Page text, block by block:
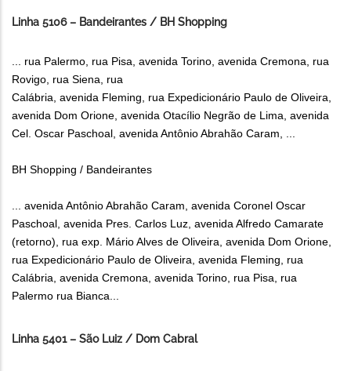
Linha 5106 – Bandeirantes / BH Shopping
... rua Palermo, rua Pisa, avenida Torino, avenida Cremona, rua
Rovigo, rua Siena, rua
Calábria, avenida Fleming, rua Expedicionário Paulo de Oliveira,
avenida Dom Orione, avenida Otacílio Negrão de Lima, avenida
Cel. Oscar Paschoal, avenida Antônio Abrahão Caram, ...
BH Shopping / Bandeirantes
... avenida Antônio Abrahão Caram, avenida Coronel Oscar
Paschoal, avenida Pres. Carlos Luz, avenida Alfredo Camarate
(retorno), rua exp. Mário Alves de Oliveira, avenida Dom Orione,
rua Expedicionário Paulo de Oliveira, avenida Fleming, rua
Calábria, avenida Cremona, avenida Torino, rua Pisa, rua
Palermo rua Bianca...
Linha 5401 – São Luiz / Dom Cabral